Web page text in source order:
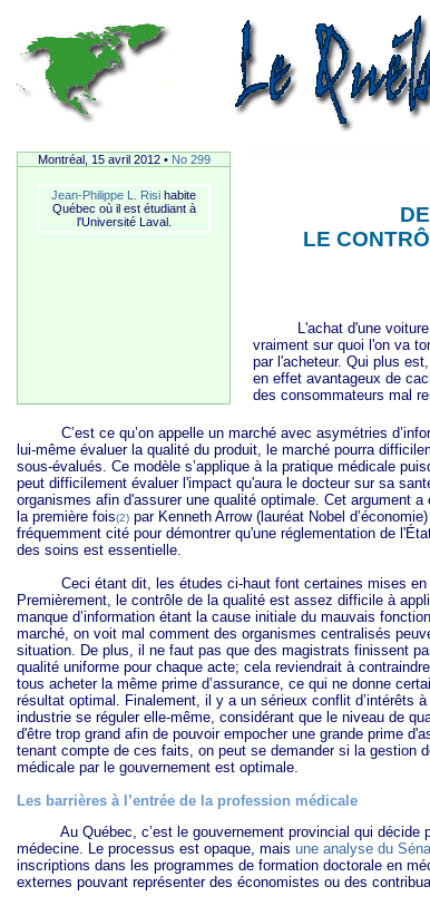
Montréal, 15 avril 2012 • No 299
Jean-Philippe L. Risi habite
Québec où il est étudiant à
l'Université Laval.
LE
L'achat d'une voiture
vraiment sur quoi l'on va
par l'acheteur. Qui plus
en effet avantageux de
des consommateurs mal
C’est ce qu’on appelle un marché avec asymétries
lui-même évaluer la qualité du produit, le marché pourra
sous-évalués. Ce modèle s’applique à la pratique médicale
peut difficilement évaluer l'impact qu'aura le docteur sur sa
organismes afin d'assurer une qualité optimale. Cet argument a
la première fois(2) par Kenneth Arrow (lauréat Nobel
fréquemment cité pour démontrer qu'une réglementation de
des soins est essentielle.
Ceci étant dit, les études ci-haut font certaines mises en
Premièrement, le contrôle de la qualité est assez difficile à
manque d’information étant la cause initiale du mauvais
marché, on voit mal comment des organismes centralisés
situation. De plus, il ne faut pas que des magistrats finissent
qualité uniforme pour chaque acte; cela reviendrait à
tous acheter la même prime d’assurance, ce qui ne donne
résultat optimal. Finalement, il y a un sérieux conflit d’intérêts
industrie se réguler elle-même, considérant que le niveau de
d'être trop grand afin de pouvoir empocher une grande prime
tenant compte de ces faits, on peut se demander si la gestion
médicale par le gouvernement est optimale.
Les barrières à l’entrée de la profession médicale
Au Québec, c’est le gouvernement provincial qui décide
médecine. Le processus est opaque, mais une analyse du
inscriptions dans les programmes de formation doctorale en
externes pouvant représenter des économistes ou des